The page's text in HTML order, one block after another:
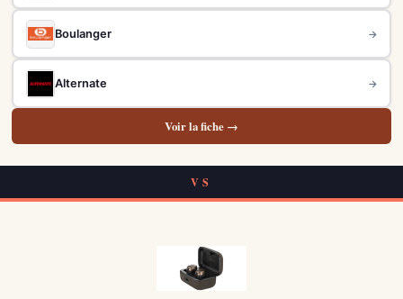
Boulanger →
Alternate →
Voir la fiche →
VS